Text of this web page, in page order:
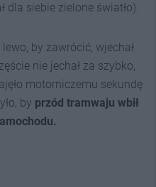
dla siebie zielone światło).
by zawrócić, wjechał
nie jechał za szybko,
motorniczemu sekundę
by przód tramwaju wbił